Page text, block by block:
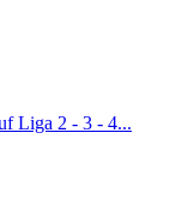
Liga 2 - 3 - 4...